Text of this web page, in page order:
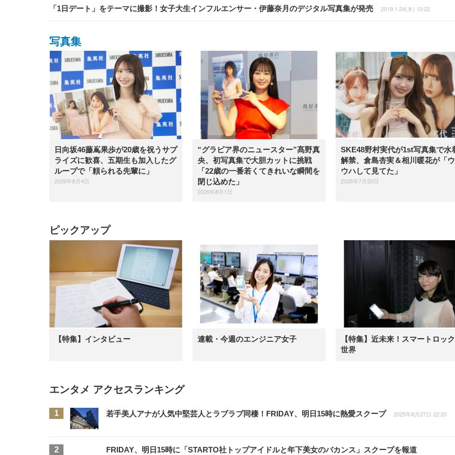
「1日デート」をテーマに撮影！女子大生インフルエンサー・伊藤奈月のデジタル写真集が発売 2019.1.24(木) 10:22
写真集
日向坂46藤嶌果歩が20歳を祝うサプ
ライズに歓喜、五期生も加入したグ
ループで「頼られる先輩に」
2026年8月4日
“グラビア界のニュースター”髙野真
央、初写真集で大胆カットに挑戦
「22歳の一番若くてきれいな瞬間を
閉じ込めた」
2026年8月1日
SKE48野村実代が1st写真集で水
解禁、倉島杏実＆相川暖花が「
ウハして見てた」
2026年7月20日
ピックアップ
【特集】インタビュー 連載・今週のエンジニア女子
【特集】近未来！スマートロッ
世界
エンタメ アクセスランキング
若手美人アナが人気中堅芸人とラブラブ同棲！FRIDAY、明日15時に熱愛スクープ 2025年8月27日 22:20
FRIDAY、明日15時に「STARTO社トップアイドルと年下美女のバカンス」スクープを報道